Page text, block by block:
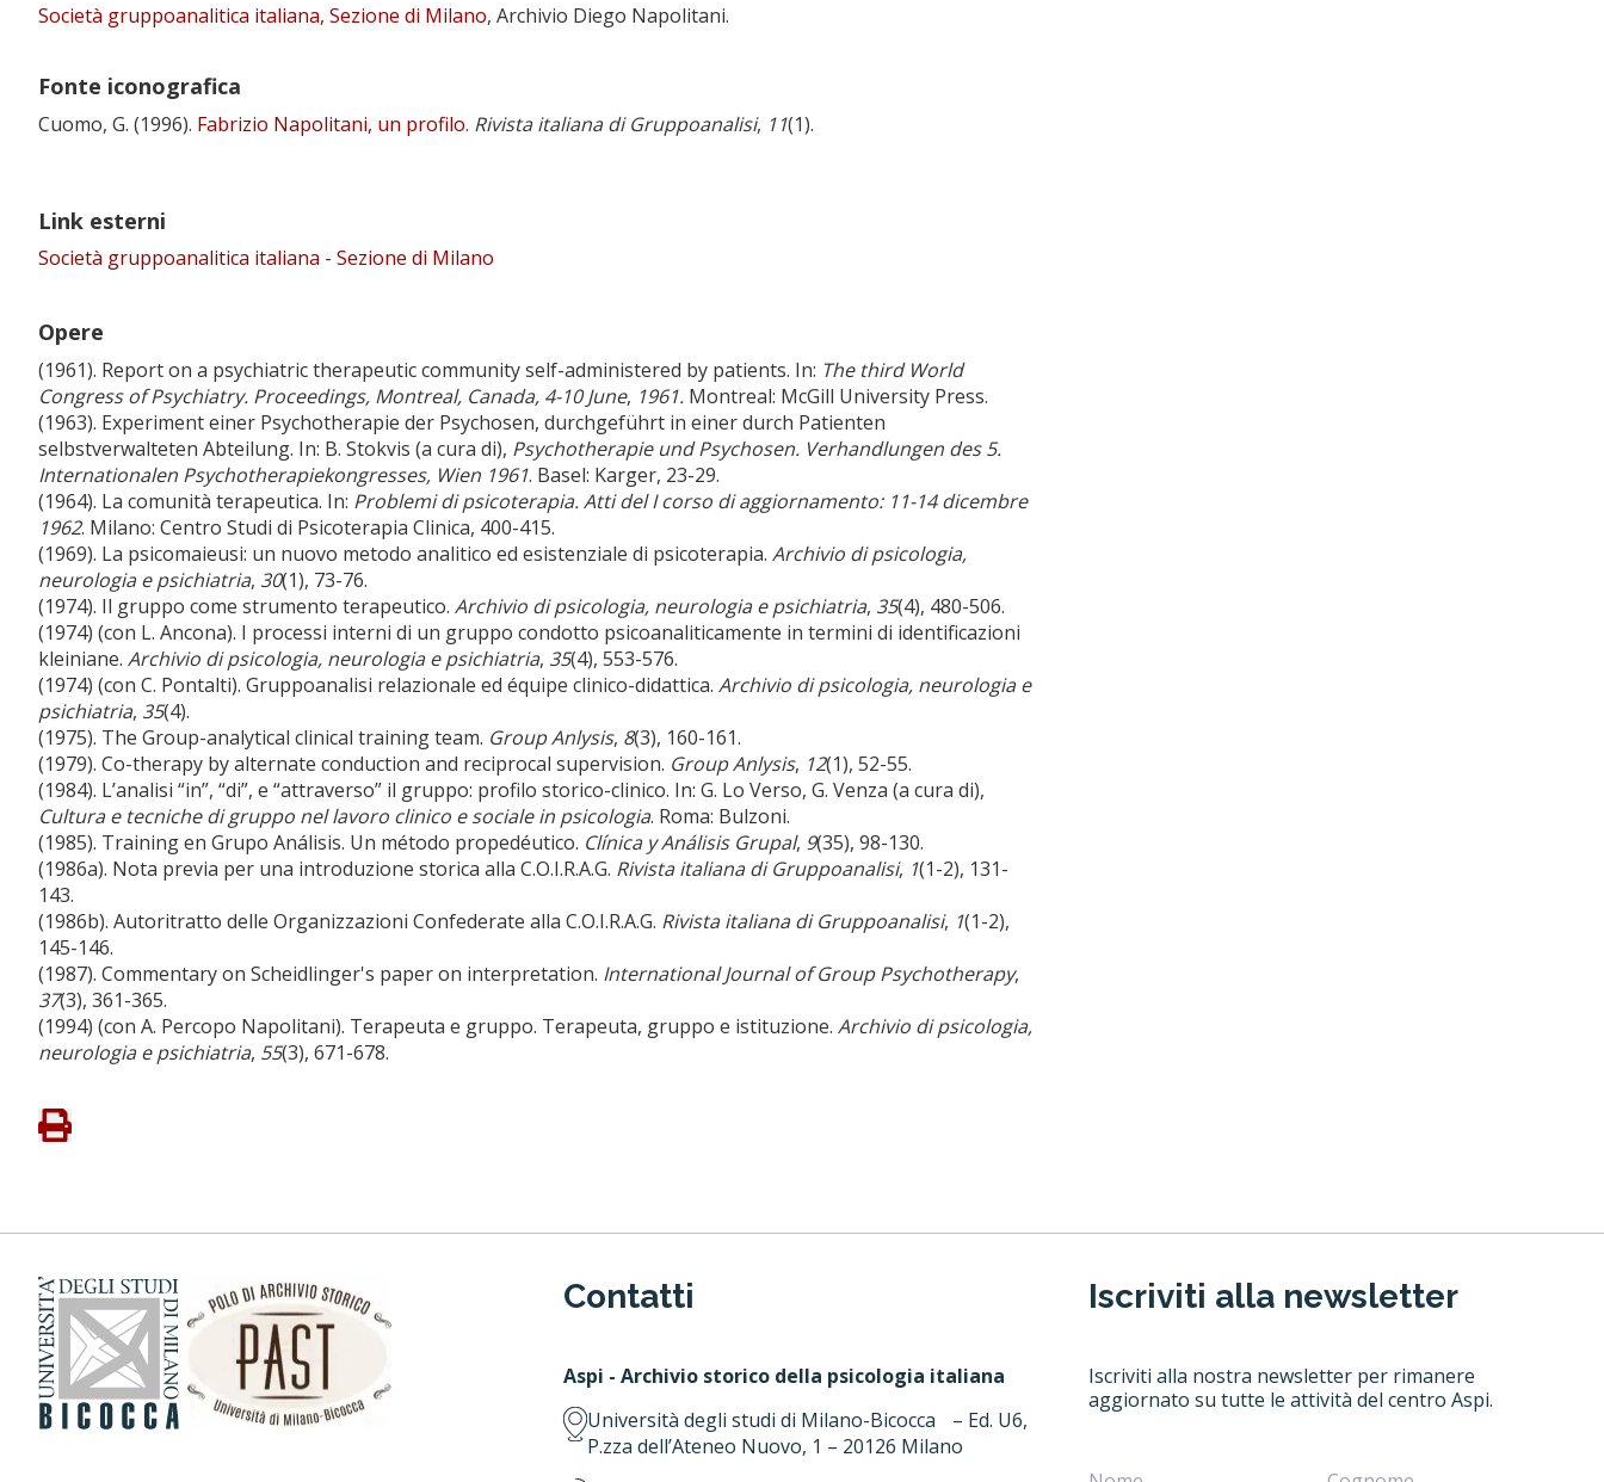
Società gruppoanalitica italiana, Sezione di Milano, Archivio Diego Napolitani.
Fonte iconografica
Cuomo, G. (1996). Fabrizio Napolitani, un profilo. Rivista italiana di Gruppoanalisi, 11(1).
Link esterni
Società gruppoanalitica italiana - Sezione di Milano
Opere
(1961). Report on a psychiatric therapeutic community self-administered by patients. In: The third World
Congress of Psychiatry. Proceedings, Montreal, Canada, 4-10 June, 1961. Montreal: McGill University Press.
(1963). Experiment einer Psychotherapie der Psychosen, durchgeführt in einer durch Patienten
selbstverwalteten Abteilung. In: B. Stokvis (a cura di), Psychotherapie und Psychosen. Verhandlungen des 5.
Internationalen Psychotherapiekongresses, Wien 1961. Basel: Karger, 23-29.
(1964). La comunità terapeutica. In: Problemi di psicoterapia. Atti del I corso di aggiornamento: 11-14 dicembre
1962. Milano: Centro Studi di Psicoterapia Clinica, 400-415.
(1969). La psicomaieusi: un nuovo metodo analitico ed esistenziale di psicoterapia. Archivio di psicologia,
neurologia e psichiatria, 30(1), 73-76.
(1974). Il gruppo come strumento terapeutico. Archivio di psicologia, neurologia e psichiatria, 35(4), 480-506.
(1974) (con L. Ancona). I processi interni di un gruppo condotto psicoanaliticamente in termini di identificazioni
kleiniane. Archivio di psicologia, neurologia e psichiatria, 35(4), 553-576.
(1974) (con C. Pontalti). Gruppoanalisi relazionale ed équipe clinico-didattica. Archivio di psicologia, neurologia e
psichiatria, 35(4).
(1975). The Group-analytical clinical training team. Group Anlysis, 8(3), 160-161.
(1979). Co-therapy by alternate conduction and reciprocal supervision. Group Anlysis, 12(1), 52-55.
(1984). L’analisi “in”, “di”, e “attraverso” il gruppo: profilo storico-clinico. In: G. Lo Verso, G. Venza (a cura di),
Cultura e tecniche di gruppo nel lavoro clinico e sociale in psicologia. Roma: Bulzoni.
(1985). Training en Grupo Análisis. Un método propedéutico. Clínica y Análisis Grupal, 9(35), 98-130.
(1986a). Nota previa per una introduzione storica alla C.O.I.R.A.G. Rivista italiana di Gruppoanalisi, 1(1-2), 131-
143.
(1986b). Autoritratto delle Organizzazioni Confederate alla C.O.I.R.A.G. Rivista italiana di Gruppoanalisi, 1(1-2),
145-146.
(1987). Commentary on Scheidlinger's paper on interpretation. International Journal of Group Psychotherapy,
37(3), 361-365.
(1994) (con A. Percopo Napolitani). Terapeuta e gruppo. Terapeuta, gruppo e istituzione. Archivio di psicologia,
neurologia e psichiatria, 55(3), 671-678.
Contatti
Aspi - Archivio storico della psicologia italiana
Università degli studi di Milano-Bicocca – Ed. U6,
P.zza dell’Ateneo Nuovo, 1 – 20126 Milano
Iscriviti alla newsletter
Iscriviti alla nostra newsletter per rimanere
aggiornato su tutte le attività del centro Aspi.